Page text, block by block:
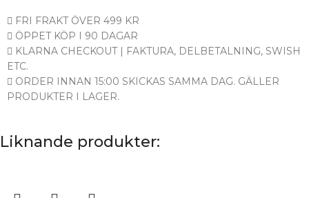
FRI FRAKT ÖVER 499 KR
ÖPPET KÖP I 90 DAGAR
KLARNA CHECKOUT | FAKTURA, DELBETALNING, SWISH
ETC.
ORDER INNAN 15:00 SKICKAS SAMMA DAG. GÄLLER
PRODUKTER I LAGER.
Liknande produkter: